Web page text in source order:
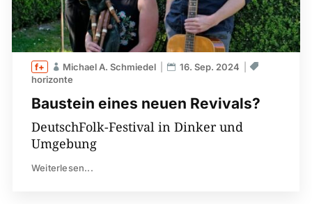
Baustein eines neuen Revivals?
Michael A. Schmiedel
16. Sep. 2024
horizonte
DeutschFolk-Festival in Dinker und
Umgebung
Weiterlesen...